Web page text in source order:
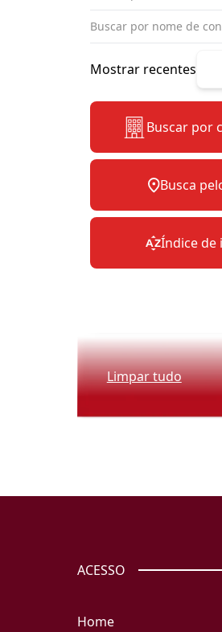
Mostrar recentes
Buscar por
Busca
Índice de
Limpar tudo
ACESSO
Home